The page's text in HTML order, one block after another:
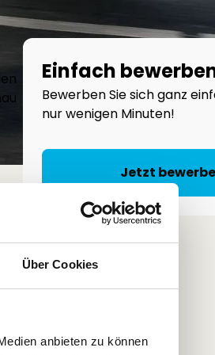
Über Cookies
anbieten zu können
Einfach
Bewerben Sie sich ganz
nur wenigen Minuten!
Jetzt